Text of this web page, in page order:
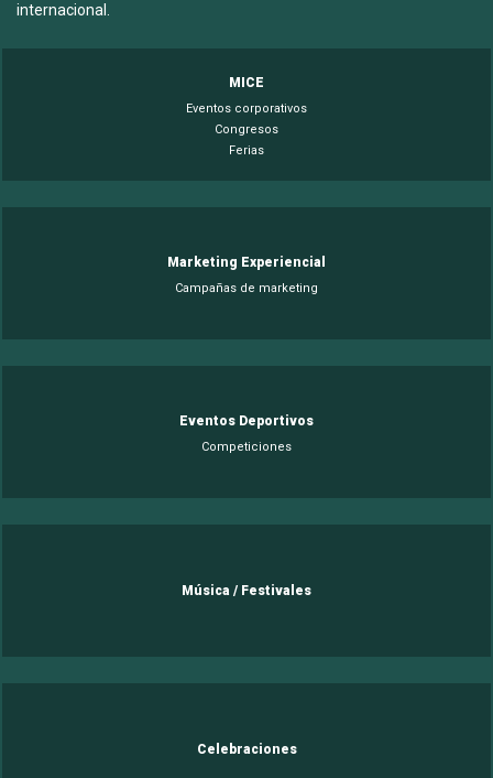
internacional.
MICE
Eventos corporativos
Congresos
Ferias
Marketing Experiencial
Campañas de marketing
Eventos Deportivos
Competiciones
Música / Festivales
Celebraciones